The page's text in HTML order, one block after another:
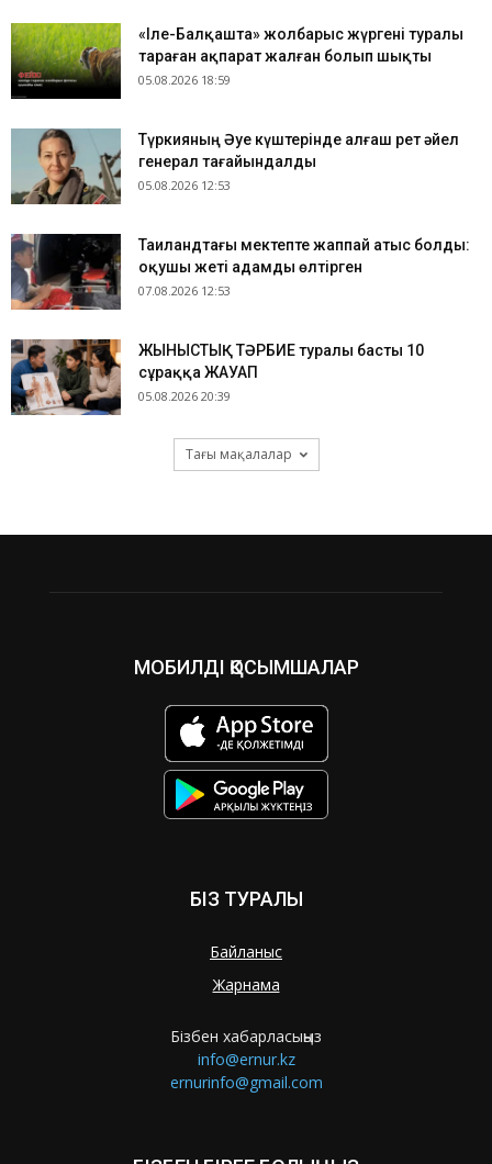
«Іле-Балқашта» жолбарыс жүргені туралы
тараған ақпарат жалған болып шықты
05.08.2026 18:59
Түркияның Әуе күштерінде алғаш рет әйел
генерал тағайындалды
05.08.2026 12:53
Таиландтағы мектепте жаппай атыс болды:
оқушы жеті адамды өлтірген
07.08.2026 12:53
ЖЫНЫСТЫҚ ТӘРБИЕ туралы басты 10
сұраққа ЖАУАП
05.08.2026 20:39
Тағы мақалалар
МОБИЛДІ ҚОСЫМШАЛАР
БІЗ ТУРАЛЫ
Байланыс
Жарнама
Бізбен хабарласыңыз
info@ernur.kz
ernurinfo@gmail.com